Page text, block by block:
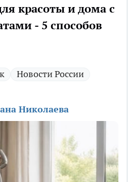
красоты и дома с
- 5 способов
Новости России
Николаева